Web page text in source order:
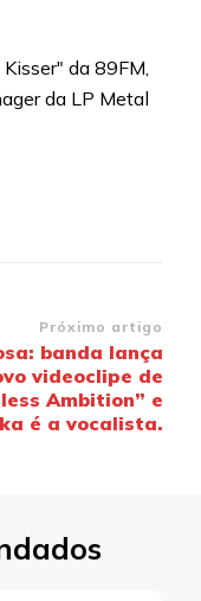
da 89FM,
da LP Metal
Próximo artigo
banda lança
videoclipe de
Ambition” e
é a vocalista.